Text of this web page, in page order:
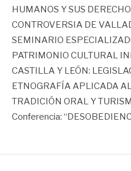
HUMANOS Y SUS
CONTROVERSIA DE
SEMINARIO
PATRIMONIO CULTURAL
CASTILLA Y LEÓN:
ETNOGRAFÍA APLICADA
TRADICIÓN ORAL Y
Conferencia: